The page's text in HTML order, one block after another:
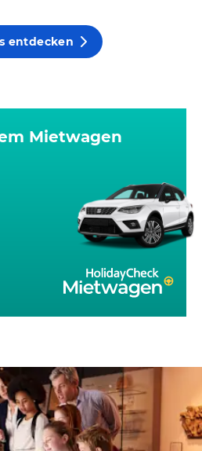
entdecken
Mietwagen